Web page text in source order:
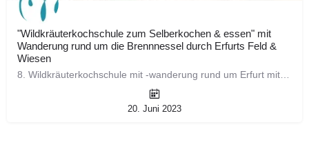
"Wildkräuterkochschule zum Selberkochen & essen" mit
Wanderung rund um die Brennnessel durch Erfurts Feld &
Wiesen
20. Juni 2023